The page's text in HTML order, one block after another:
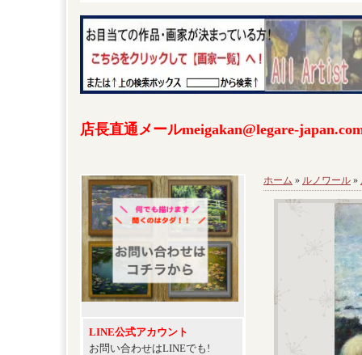
店長直通メールmeigakan@legare-
LINE公式アカウント
お問い合わせはLINEでも!
ホーム » ルノワール »